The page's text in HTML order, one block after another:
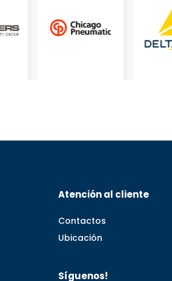
Atención al cliente
Contactos
Ubicación
Síguenos!